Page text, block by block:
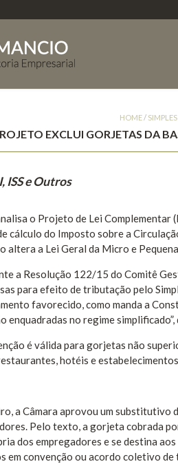
HOME/
EXCLUI GORJETAS DA
ISS e Outros
o Projeto de Lei
cálculo do Imposto sobre a
altera a Lei Geral da Micro e
a Resolução 122/15 do Comitê
para efeito de tributação pelo
favorecido, como manda a
enquadradas no regime
é válida para gorjetas não
hotéis e
a Câmara aprovou um
Pelo texto, a gorjeta cobrada
dos empregadores e se destina
em convenção ou acordo coletivo de